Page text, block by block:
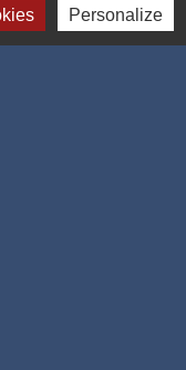
monts.fr
Personalize